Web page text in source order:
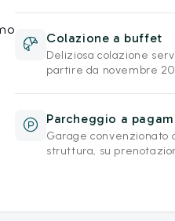
Colazione a buffet
Deliziosa colazione
partire da novembre
Parcheggio a
Garage convenzionato
struttura, su